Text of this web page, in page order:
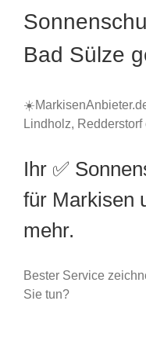
Bad Sülze
Lindholz,
Ihr ✅
für Markisen
mehr.
Bester Service
Sie tun?